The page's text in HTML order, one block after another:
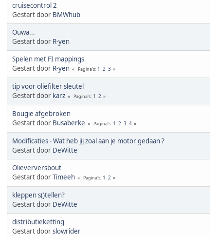
cruisecontrol 2
Gestart door BMWhub
Ouwa...
Gestart door R-yen
Spelen met FI mappings
Gestart door R-yen Pagina's 1 2 3
tip voor oliefilter sleutel
Gestart door karz Pagina's 1 2
Bougie afgebroken
Gestart door Busaberke Pagina's 1 2 3 4
Modificaties - Wat heb jij zoal aan je motor gedaan ?
Gestart door DeWitte
Olieverversbout
Gestart doorTimeeh Pagina's 1 2
kleppen s()tellen?
Gestart door DeWitte
distributieketting
Gestart doorslowrider